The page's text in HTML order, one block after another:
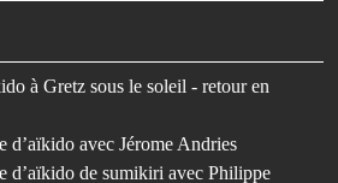
à Gretz sous le soleil - retour en
d’aïkido avec Jérome Andries
d’aïkido de sumikiri avec Philippe